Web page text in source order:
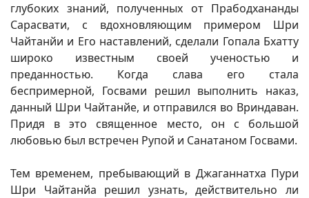
глубоких знаний, полученных от Прабодхананды
Сарасвати, с вдохновляющим примером Шри
Чайтанйи и Его наставлений, сделали Гопала Бхатту
широко известным своей ученостью и
преданностью. Когда слава его стала
беспримерной, Госвами решил выполнить наказ,
данный Шри Чайтанйе, и отправился во Вриндаван.
Придя в это священное место, он с большой
любовью был встречен Рупой и Санатаном Госвами.
Тем временем, пребывающий в Джаганнатха Пури
Шри Чайтанйа решил узнать, действительно ли